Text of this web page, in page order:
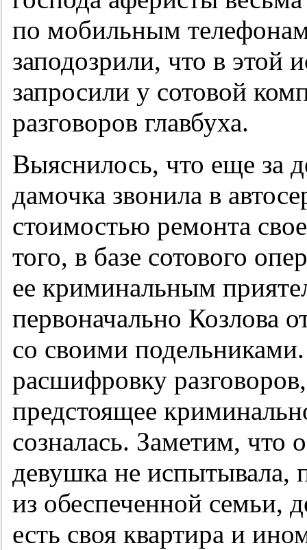
по мобильным
заподозрили, что в этой
запросили у сотовой
разговоров главбуха.
Выяснилось, что еще за
дамочка звонила в
стоимостью ремонта
того, в базе сотового
ее криминальным
первоначально Козлова
со своими
расшифровку
предстоящее
созналась. Заметим, что
девушка не испытывала,
из обеспеченной семьи,
есть своя квартира и